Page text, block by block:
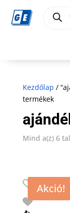
search
Kezdőlap /
termékek
Mind a(z) 6
Akció!